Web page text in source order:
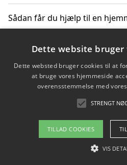
Sådan får du hjælp til en
Copyright 2026 -
Om / kontakt
Blog
Dette website bruger
Dette websted bruger cookies til at
at bruge vores hjemmeside
overensstemmelse med
STRENGT
TILLAD COOKIES
VIS